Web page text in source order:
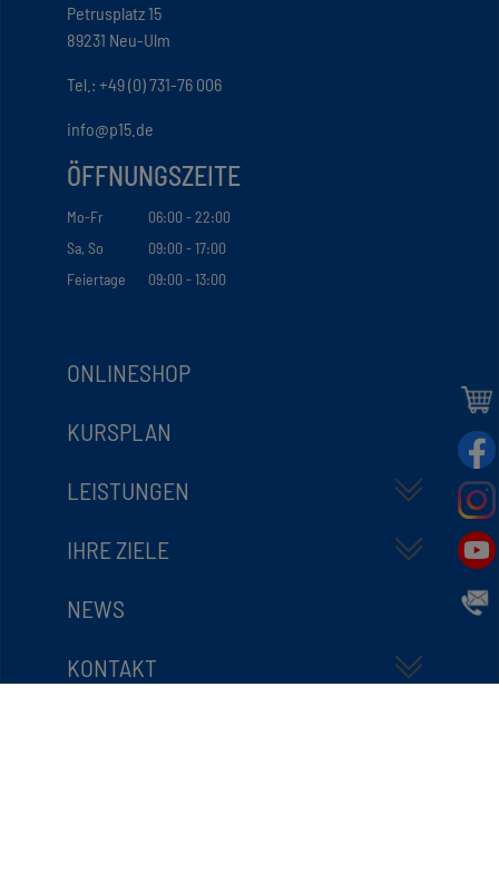
Petrusplatz 15
89231 Neu-Ulm
Tel.: +49 (0) 731-76 006
info@p15.de
ONLINESHOP
KURSPLAN
IHRE ZIELE
LEISTUNGEN
ÖFFNUNGSZEITE
Mo-Fr
06:00 - 22:00
Sa, So
09:00 - 17:00
Feiertage
09:00 - 13:00
NEWS
KONTAKT